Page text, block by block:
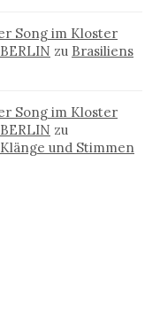
Song im Kloster
zu Brasiliens
Song im Kloster
zu
und Stimmen